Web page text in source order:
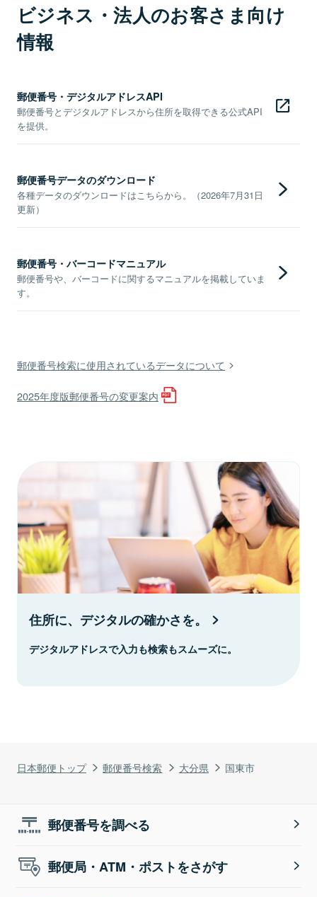
日本郵便トップ 郵便番号検索 大分県 国東市
ビジネス・法人のお客さま向け
情報
郵便番号・デジタルアドレスAPI
郵便番号とデジタルアドレスから住所を取得できる公式API
を提供。
郵便番号データのダウンロード
各種データのダウンロードはこちらから。（2026年7月31日
更新）
郵便番号・バーコードマニュアル
郵便番号や、バーコードに関するマニュアルを掲載していま
す。
郵便番号検索に使用されているデータについて
2025年度版郵便番号の変更案内
住所に、デジタルの確かさを。
デジタルアドレスで入力も検索もスムーズに。
郵便番号を調べる
郵便局・ATM・ポストをさがす